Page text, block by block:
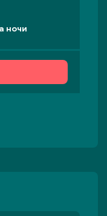
ночи